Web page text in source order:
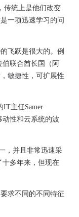
传统上是他们改变
一项迅速学习的问
飞跃是很大的。例
联合酋长国（阿
敏捷性，可扩展性
IT主任Samer
动性和云系统的波
，并且非常迅速采
十多年来，但现在
求不同的不同特征